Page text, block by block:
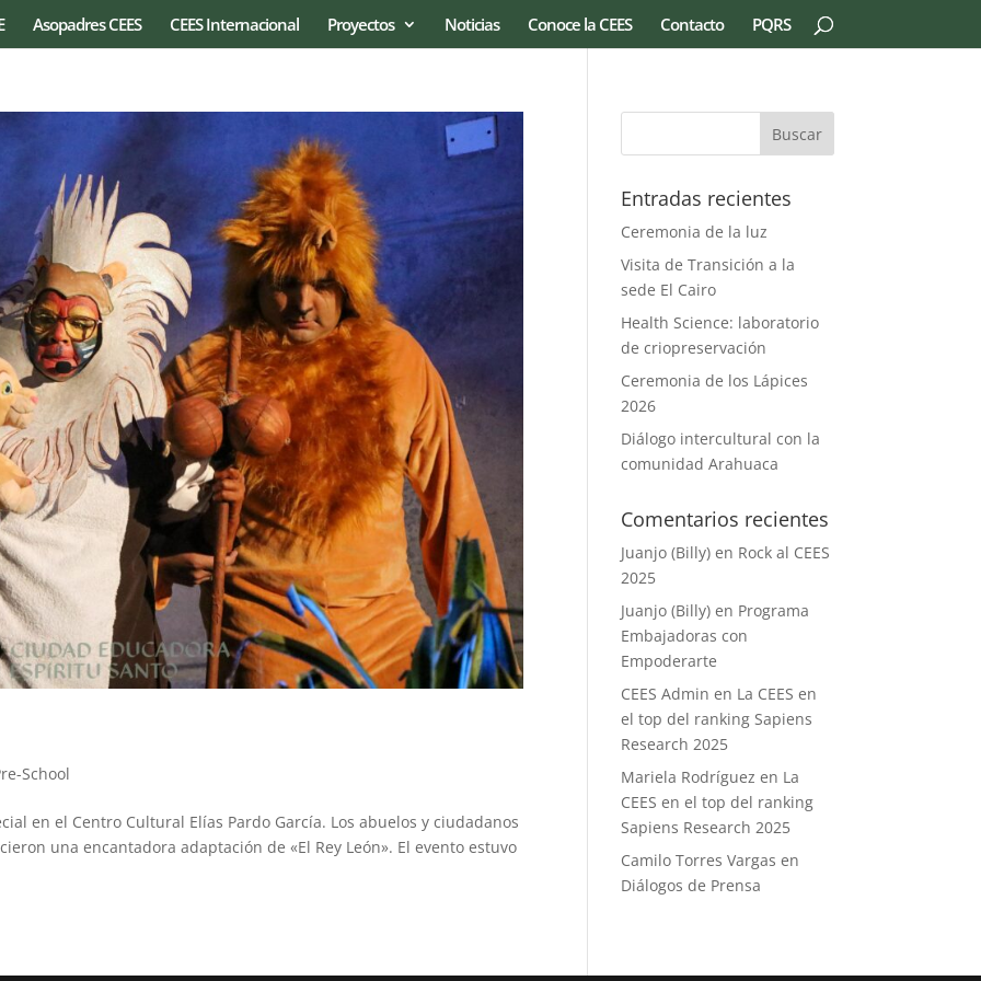
Asopadres CEES CEES Internacional Proyectos Noticias Conoce la CEES Contacto PQRS
School
en el Centro Cultural Elías Pardo García. Los abuelos y ciudadanos
una encantadora adaptación de «El Rey León». El evento estuvo
Entradas recientes
Ceremonia de la luz
Visita de Transición a la
sede El Cairo
Health Science: laboratorio
de criopreservación
Ceremonia de los Lápices
2026
Diálogo intercultural con la
comunidad Arahuaca
Comentarios recientes
Juanjo (Billy) en Rock al CEES
2025
Juanjo (Billy) en Programa
Embajadoras con
Empoderarte
CEES Admin en La CEES en
el top del ranking Sapiens
Research 2025
Mariela Rodríguez en La
CEES en el top del ranking
Sapiens Research 2025
Camilo Torres Vargas en
Diálogos de Prensa